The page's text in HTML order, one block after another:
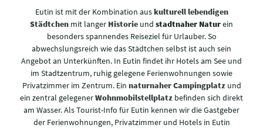
Eutin ist mit der Kombination auskulturell lebendigen
Städtchen mit langer Historie und stadtnaher Naturein
besonders spannendes Reiseziel für Urlauber. So
abwechslungsreich wie das Städtchen selbst ist auch sein
Angebot an Unterkünften. In Eutin findet ihr Hotels am See und
im Stadtzentrum, ruhig gelegene Ferienwohnungen sowie
Privatzimmer im Zentrum. Ein naturnaher Campingplatzund
ein zentral gelegenerWohnmobilstellplatz befinden sich direkt
am Wasser. Als Tourist-Info für Eutin kennen wir die Gastgeber
der Ferienwohnungen, Privatzimmer und Hotels in Eutin